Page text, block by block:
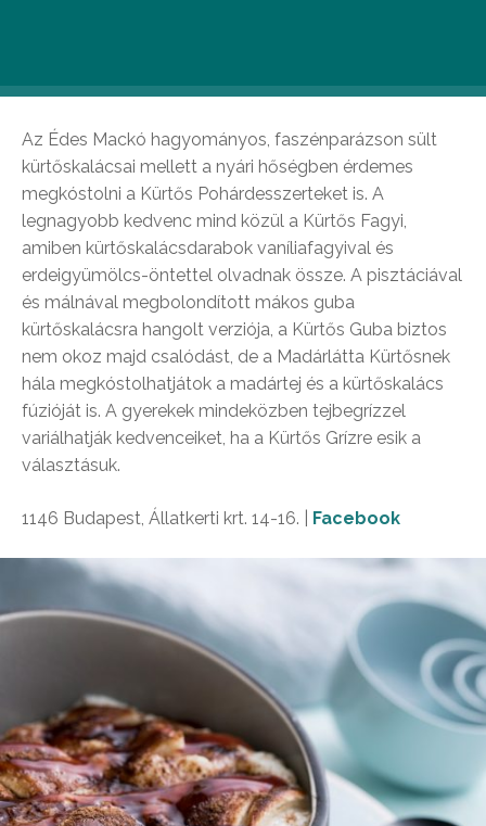
Az Édes Mackó hagyományos, faszénparázson sült
kürtőskalácsai mellett a nyári hőségben érdemes
megkóstolni a Kürtős Pohárdesszerteket is. A
legnagyobb kedvenc mind közül a Kürtős Fagyi,
amiben kürtőskalácsdarabok vaníliafagyival és
erdeigyümölcs-öntettel olvadnak össze. A pisztáciával
és málnával megbolondított mákos guba
kürtőskalácsra hangolt verziója, a Kürtős Guba biztos
nem okoz majd csalódást, de a Madárlátta Kürtősnek
hála megkóstolhatjátok a madártej és a kürtőskalács
fúzióját is. A gyerekek mindeközben tejbegrízzel
variálhatják kedvenceiket, ha a Kürtős Grízre esik a
választásuk.
1146 Budapest, Állatkerti krt. 14-16. | Facebook